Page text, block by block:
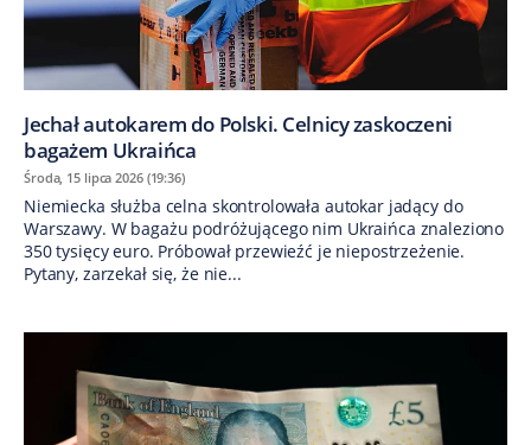
Jechał autokarem do Polski. Celnicy zaskoczeni
bagażem Ukraińca
Środa, 15 lipca 2026 (19:36)
Niemiecka służba celna skontrolowała autokar jadący do
Warszawy. W bagażu podróżującego nim Ukraińca znaleziono
350 tysięcy euro. Próbował przewieźć je niepostrzeżenie.
Pytany, zarzekał się, że nie...